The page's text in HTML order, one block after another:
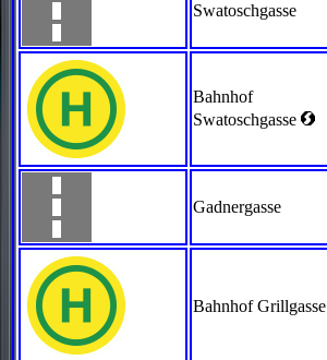
Swatoschgasse
Bahnhof
Swatoschgasse <
Gadnergasse
Bahnhof Grillgasse